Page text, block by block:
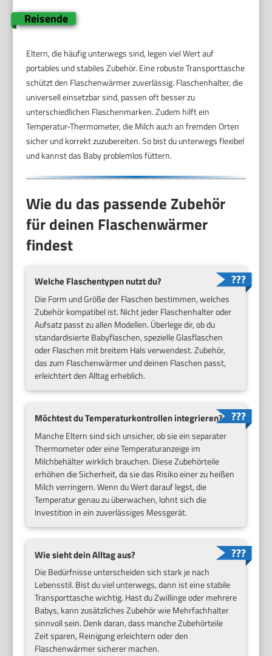
Reisende
Eltern, die häufig unterwegs sind, legen viel Wert auf
portables und stabiles Zubehör. Eine robuste Transporttasche
schützt den Flaschenwärmer zuverlässig. Flaschenhalter, die
universell einsetzbar sind, passen oft besser zu
unterschiedlichen Flaschenmarken. Zudem hilft ein
Temperatur-Thermometer, die Milch auch an fremden Orten
sicher und korrekt zuzubereiten. So bist du unterwegs flexibel
und kannst das Baby problemlos füttern.
Wie du das passende Zubehör
für deinen Flaschenwärmer
findest
Welche Flaschentypen nutzt du?
Die Form und Größe der Flaschen bestimmen, welches
Zubehör kompatibel ist. Nicht jeder Flaschenhalter oder
Aufsatz passt zu allen Modellen. Überlege dir, ob du
standardisierte Babyflaschen, spezielle Glasflaschen
oder Flaschen mit breitem Hals verwendest. Zubehör,
das zum Flaschenwärmer und deinen Flaschen passt,
erleichtert den Alltag erheblich.
Möchtest du Temperaturkontrollen integrieren?
Manche Eltern sind sich unsicher, ob sie ein separater
Thermometer oder eine Temperaturanzeige im
Milchbehälter wirklich brauchen. Diese Zubehörteile
erhöhen die Sicherheit, da sie das Risiko einer zu heißen
Milch verringern. Wenn du Wert darauf legst, die
Temperatur genau zu überwachen, lohnt sich die
Investition in ein zuverlässiges Messgerät.
Wie sieht dein Alltag aus?
Die Bedürfnisse unterscheiden sich stark je nach
Lebensstil. Bist du viel unterwegs, dann ist eine stabile
Transporttasche wichtig. Hast du Zwillinge oder mehrere
Babys, kann zusätzliches Zubehör wie Mehrfachhalter
sinnvoll sein. Denk daran, dass manche Zubehörteile
Zeit sparen, Reinigung erleichtern oder den
Flaschenwärmer sicherer machen.